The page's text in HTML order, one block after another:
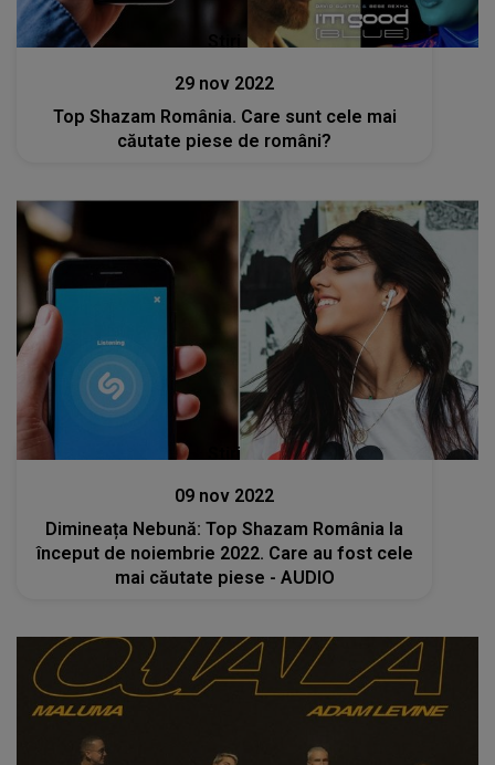
29 nov 2022
Top Shazam România. Care sunt cele mai
căutate piese de români?
Stiri
09 nov 2022
Dimineața Nebună: Top Shazam România la
început de noiembrie 2022. Care au fost cele
mai căutate piese - AUDIO